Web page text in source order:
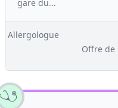
gare du...
Allergologue
Offre de